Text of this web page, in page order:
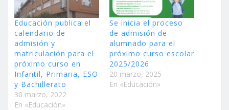
Educación publica el
calendario de
admisión y
matriculación para el
próximo curso en
Infantil, Primaria, ESO
y Bachillerato
30 marzo, 2022
En «Educación»
Se inicia el proceso
de admisión de
alumnado para el
próximo curso escolar
2025/2026
20 marzo, 2025
En «Educación»